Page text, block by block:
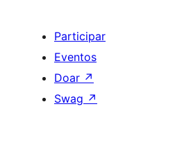
Participar
Eventos
Doar ↗
Swag ↗